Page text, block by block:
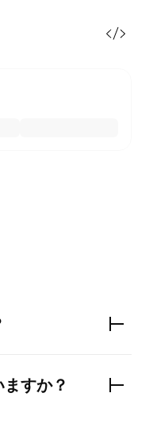
すか？